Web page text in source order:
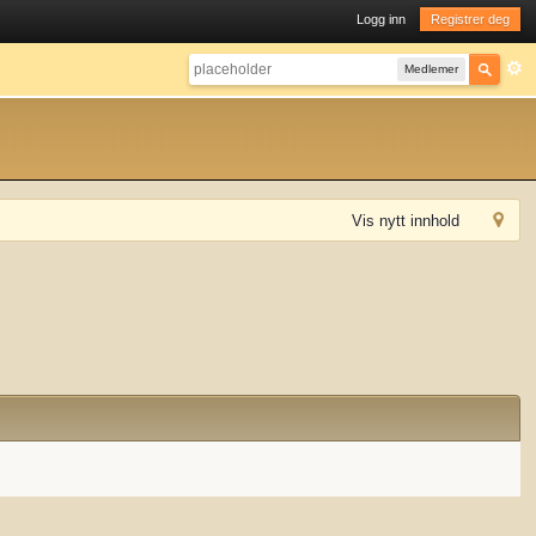
Logg inn Registrer deg
Medlemer
Vis nytt innhold